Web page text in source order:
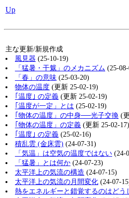
Up
主な更新/新規作成
風見器 (25-10-19)
「猛暑・干魃」のメカニズム (25-
「春」の意味 (25-03-20)
物体の温度 (更新 25-02-19)
｢温度｣ の定義 (更新 25-02-19)
｢温度が一定」とは (25-02-19)
｢物体の温度」の中身──光子交換 (
｢物体の温度」の定義 (更新 25-02-17)
｢温度｣ の定義 (25-02-16)
積乱雲 (金床雲) (24-07-31)
「気温」は空気の温度ではない (24-
「猛暑」とは何か (24-07-23)
太平洋上の気流の構造 (24-07-15)
太平洋上の気流の月間変化 (24-07-
熱をエネルギーと錯覚するのはどう